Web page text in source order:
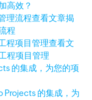
高效？
查看文章揭
程
查看文
程项目管理
Projects 的集成，为